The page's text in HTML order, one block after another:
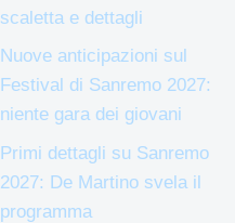
scaletta e dettagli
Nuove anticipazioni sul
Festival di Sanremo 2027:
niente gara dei giovani
Primi dettagli su Sanremo
2027: De Martino svela il
programma